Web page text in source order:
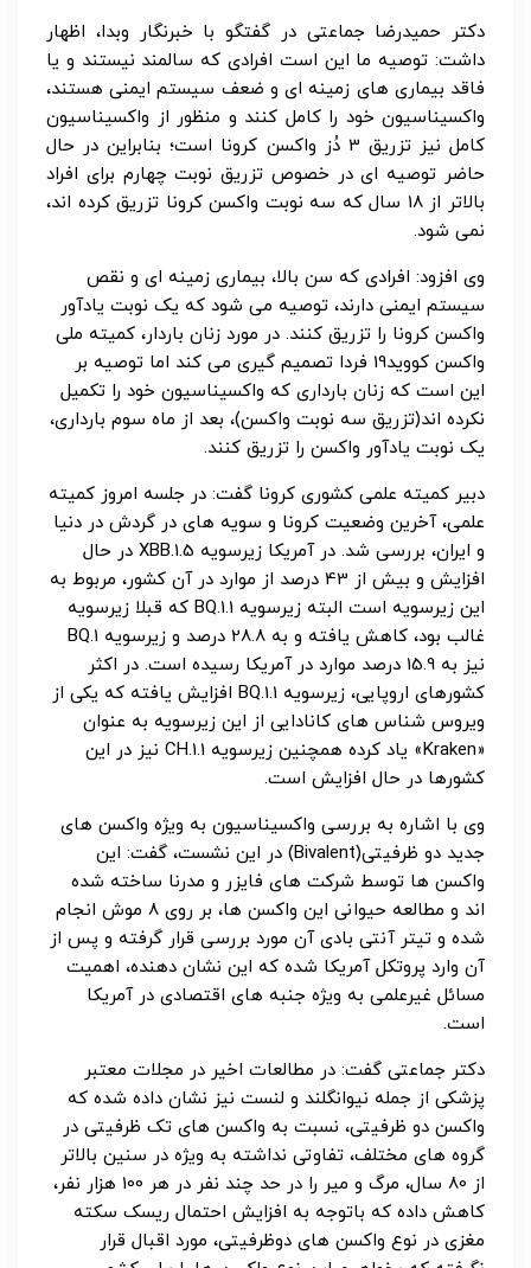
دکتر حمیدرضا جماعتی در گفتگو با خبرنگار وبدا، اظهار
داشت: توصیه ما این است افرادی که سالمند نیستند و یا
فاقد بیماری های زمینه ای و ضعف سیستم ایمنی هستند،
واکسیناسیون خود را کامل کنند و منظور از واکسیناسیون
کامل نیز تزریق 3 دُز واکسن کرونا است؛ بنابراین در حال
حاضر توصیه ای در خصوص تزریق نوبت چهارم برای افراد
بالاتر از 18 سال که سه نوبت واکسن کرونا تزریق کرده اند،
نمی شود.
وی افزود: افرادی که سن بالا، بیماری زمینه ای و نقص
سیستم ایمنی دارند، توصیه می شود که یک نوبت یادآور
واکسن کرونا را تزریق کنند. در مورد زنان باردار، کمیته ملی
واکسن کووید19 فردا تصمیم گیری می کند اما توصیه بر
این است که زنان بارداری که واکسیناسیون خود را تکمیل
نکرده اند(تزریق سه نوبت واکسن)، بعد از ماه سوم بارداری،
یک نوبت یادآور واکسن را تزریق کنند.
دبیر کمیته علمی کشوری کرونا گفت: در جلسه امروز کمیته
علمی، آخرین وضعیت کرونا و سویه های در گردش در دنیا
و ایران، بررسی شد. در آمریکا زیرسویه XBB.1.5 در حال
افزایش و بیش از 43 درصد از موارد در آن کشور، مربوط به
این زیرسویه است البته زیرسویه BQ.1.1 که قبلا زیرسویه
غالب بود، کاهش یافته و به 28.8 درصد و زیرسویه BQ.1
نیز به 15.9 درصد موارد در آمریکا رسیده است. در اکثر
کشورهای اروپایی، زیرسویه BQ.1.1 افزایش یافته که یکی از
ویروس شناس های کانادایی از این زیرسویه به عنوان
«Kraken» یاد کرده همچنین زیرسویه CH.1.1 نیز در این
کشورها در حال افزایش است.
وی با اشاره به بررسی واکسیناسیون به ویژه واکسن های
جدید دو ظرفیتی(Bivalent) در این نشست، گفت: این
واکسن ها توسط شرکت های فایزر و مدرنا ساخته شده
اند و مطالعه حیوانی این واکسن ها، بر روی 8 موش انجام
شده و تیتر آنتی بادی آن مورد بررسی قرار گرفته و پس از
آن وارد پروتکل آمریکا شده که این نشان دهنده، اهمیت
مسائل غیرعلمی به ویژه جنبه های اقتصادی در آمریکا
است.
دکتر جماعتی گفت: در مطالعات اخیر در مجلات معتبر
پزشکی از جمله نیوانگلند و لنست نیز نشان داده شده که
واکسن دو ظرفیتی، نسبت به واکسن های تک ظرفیتی در
گروه های مختلف، تفاوتی نداشته به ویژه در سنین بالاتر
از 80 سال، مرگ و میر را در حد چند نفر در هر 100 هزار نفر،
کاهش داده که باتوجه به افزایش احتمال ریسک سکته
مغزی در نوع واکسن های دوظرفیتی، مورد اقبال قرار